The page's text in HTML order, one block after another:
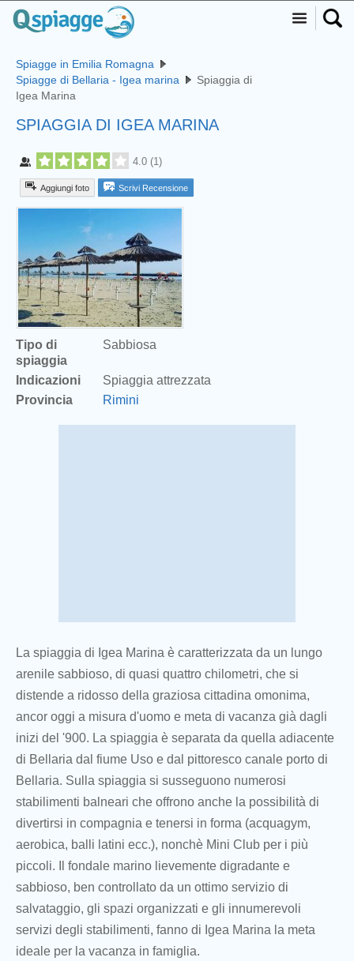
Spiagge in Emilia Romagna
Spiagge di Bellaria - Igea marina
Spiaggia di
Igea Marina
SPIAGGIA DI IGEA MARINA
4.0 (1)
Aggiungi foto Scrivi Recensione
Tipo di
spiaggia
Sabbiosa
Indicazioni
Spiaggia attrezzata
Provincia
Rimini
La spiaggia di Igea Marina è caratterizzata da un lungo
arenile sabbioso, di quasi quattro chilometri, che si
distende a ridosso della graziosa cittadina omonima,
ancor oggi a misura d'uomo e meta di vacanza già dagli
inizi del '900. La spiaggia è separata da quella adiacente
di Bellaria dal fiume Uso e dal pittoresco canale porto di
Bellaria. Sulla spiaggia si susseguono numerosi
stabilimenti balneari che offrono anche la possibilità di
divertirsi in compagnia e tenersi in forma (acquagym,
aerobica, balli latini ecc.), nonchè Mini Club per i più
piccoli. Il fondale marino lievemente digradante e
sabbioso, ben controllato da un ottimo servizio di
salvataggio, gli spazi organizzati e gli innumerevoli
servizi degli stabilimenti, fanno di Igea Marina la meta
ideale per la vacanza in famiglia.